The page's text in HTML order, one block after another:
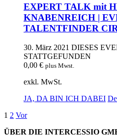
EXPERT TALK mit
KNABENREICH |
TALENTFINDER
30. März 2021 DIESES
STATTGEFUNDEN
0,00 € plus Mwst.
exkl. MwSt.
JA, DA BIN ICH DABEI
1 2 Vor
ÜBER DIE INTERCESSIO